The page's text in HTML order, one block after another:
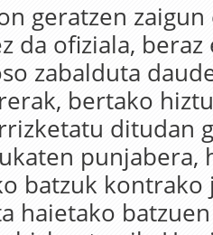
geratzen zaigun
da ofiziala, beraz
zabalduta
bertako
ditudan
punjabera,
batzuk kontrako
haietako